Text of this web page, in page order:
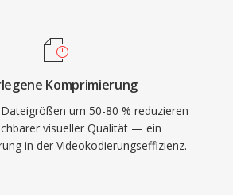
weiterhin breit
Kanäle ermöglicht,
Apple übernahm
Aufnahmeformat für iOS-
11 und erweiterte damit die
enorm. Trotz
Komprimierung
Dateigrößen um 50-80 % reduzieren
visueller Qualität — ein
in der Videokodierungseffizienz.